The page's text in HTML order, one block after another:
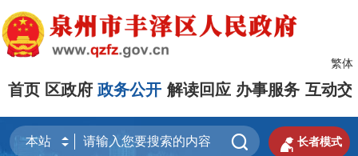
繁体
首页 区政府 政务公开 解读回应 办事服务 互动交
  长者模式